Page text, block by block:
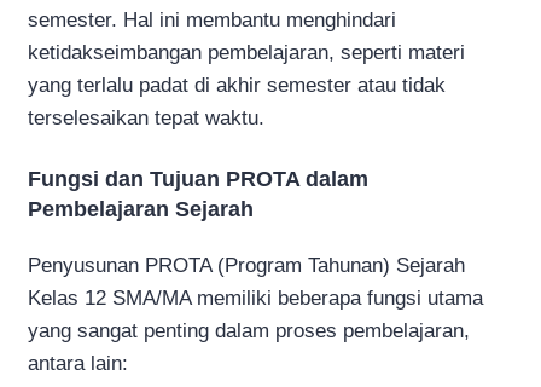
semester. Hal ini membantu menghindari
ketidakseimbangan pembelajaran, seperti materi
yang terlalu padat di akhir semester atau tidak
terselesaikan tepat waktu.
Fungsi dan Tujuan PROTA dalam
Pembelajaran Sejarah
Penyusunan PROTA (Program Tahunan) Sejarah
Kelas 12 SMA/MA memiliki beberapa fungsi utama
yang sangat penting dalam proses pembelajaran,
antara lain: